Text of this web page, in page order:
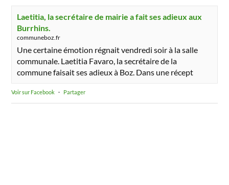
Laetitia, la secrétaire de mairie a fait ses adieux aux
Burrhins.
communeboz.fr
Une certaine émotion régnait vendredi soir à la salle
communale. Laetitia Favaro, la secrétaire de la
commune faisait ses adieux à Boz. Dans une récept
Voir sur Facebook · Partager